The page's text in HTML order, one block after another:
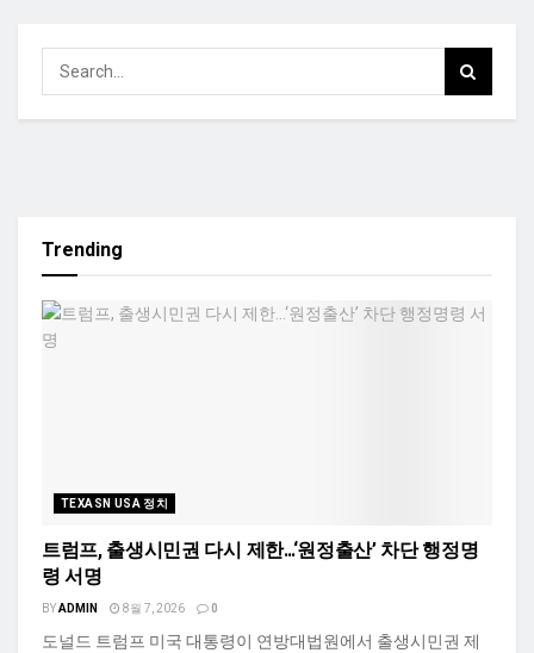
Trending
TEXASN USA 정치
트럼프, 출생시민권 다시 제한…‘원정출산’ 차단 행정명
령 서명
BYADMIN 8월 7, 2026 0
도널드 트럼프 미국 대통령이 연방대법원에서 출생시민권 제